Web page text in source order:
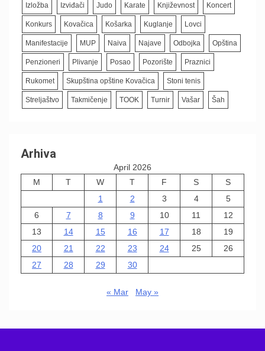
Izložba Izviđači Judo Karate Književnost Koncert
Konkurs Kovačica Košarka Kuglanje Lovci
Manifestacije MUP Naiva Najave Odbojka Opština
Penzioneri Plivanje Posao Pozorište Praznici
Rukomet Skupština opštine Kovačica Stoni tenis
Streljaštvo Takmičenje TOOK Turnir Vašar Šah
Arhiva
April 2026
M
T W T F S
S
1
2 3 4
5
6
7 8 9 10 11
12
13
14 15 16 17 18
19
20
21 22 23 24 25
26
27
28 29 30
« Mar May »